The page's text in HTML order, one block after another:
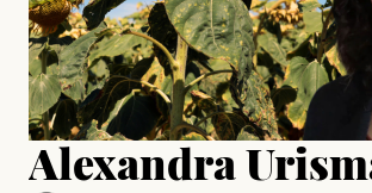
Jesper Lundby
Publicerad15 July, 2026
Uppdaterad15 July, 2026
Alexandra